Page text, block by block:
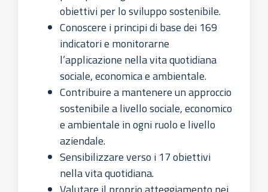
obiettivi per lo sviluppo sostenibile.
Conoscere i principi di base dei 169
indicatori e monitorarne
l’applicazione nella vita quotidiana
sociale, economica e ambientale.
Contribuire a mantenere un approccio
sostenibile a livello sociale, economico
e ambientale in ogni ruolo e livello
aziendale.
Sensibilizzare verso i 17 obiettivi
nella vita quotidiana.